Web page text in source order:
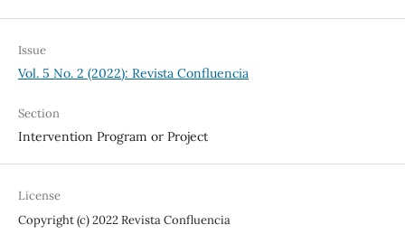
Issue
Vol. 5 No. 2 (2022): Revista Confluencia
Section
Intervention Program or Project
License
Copyright (c) 2022 Revista Confluencia